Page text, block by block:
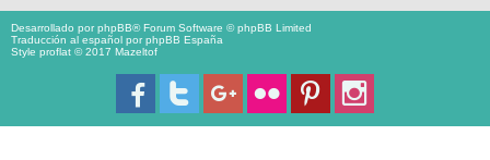
Desarrollado porphpBB® Forum Software © phpBB Limited
Traducción al español porphpBB España
Style proflat © 2017 Mazeltof